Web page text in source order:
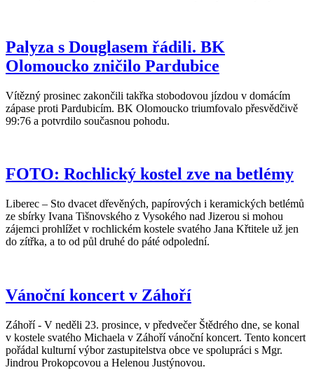
Palyza s Douglasem řádili. BK
Olomoucko zničilo Pardubice
Vítězný prosinec zakončili takřka stobodovou jízdou v domácím
zápase proti Pardubicím. BK Olomoucko triumfovalo přesvědčivě
99:76 a potvrdilo současnou pohodu.
FOTO: Rochlický kostel zve na betlémy
Liberec – Sto dvacet dřevěných, papírových i keramických betlémů
ze sbírky Ivana Tišnovského z Vysokého nad Jizerou si mohou
zájemci prohlížet v rochlickém kostele svatého Jana Křtitele už jen
do zítřka, a to od půl druhé do páté odpolední.
Vánoční koncert v Záhoří
Záhoří - V neděli 23. prosince, v předvečer Štědrého dne, se konal
v kostele svatého Michaela v Záhoří vánoční koncert. Tento koncert
pořádal kulturní výbor zastupitelstva obce ve spolupráci s Mgr.
Jindrou Prokopcovou a Helenou Justýnovou.